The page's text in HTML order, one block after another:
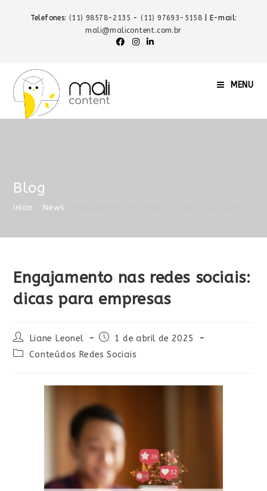
Telefones: (11) 98578-2135 - (11) 97693-5158
| E-mail:
mali@malicontent.com.br
MENU
Blog
Início News
Engajamento nas redes sociais:
dicas para empresas
Liane Leonel
1 de abril de 2025
Conteúdos Redes Sociais